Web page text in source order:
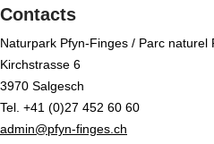
Contacts
Naturpark Pfyn-Finges / Parc naturel
Kirchstrasse 6
3970 Salgesch
Tel. +41 (0)27 452 60 60
admin@pfyn-finges.ch